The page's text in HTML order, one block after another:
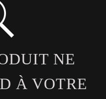
NE
À VOTRE